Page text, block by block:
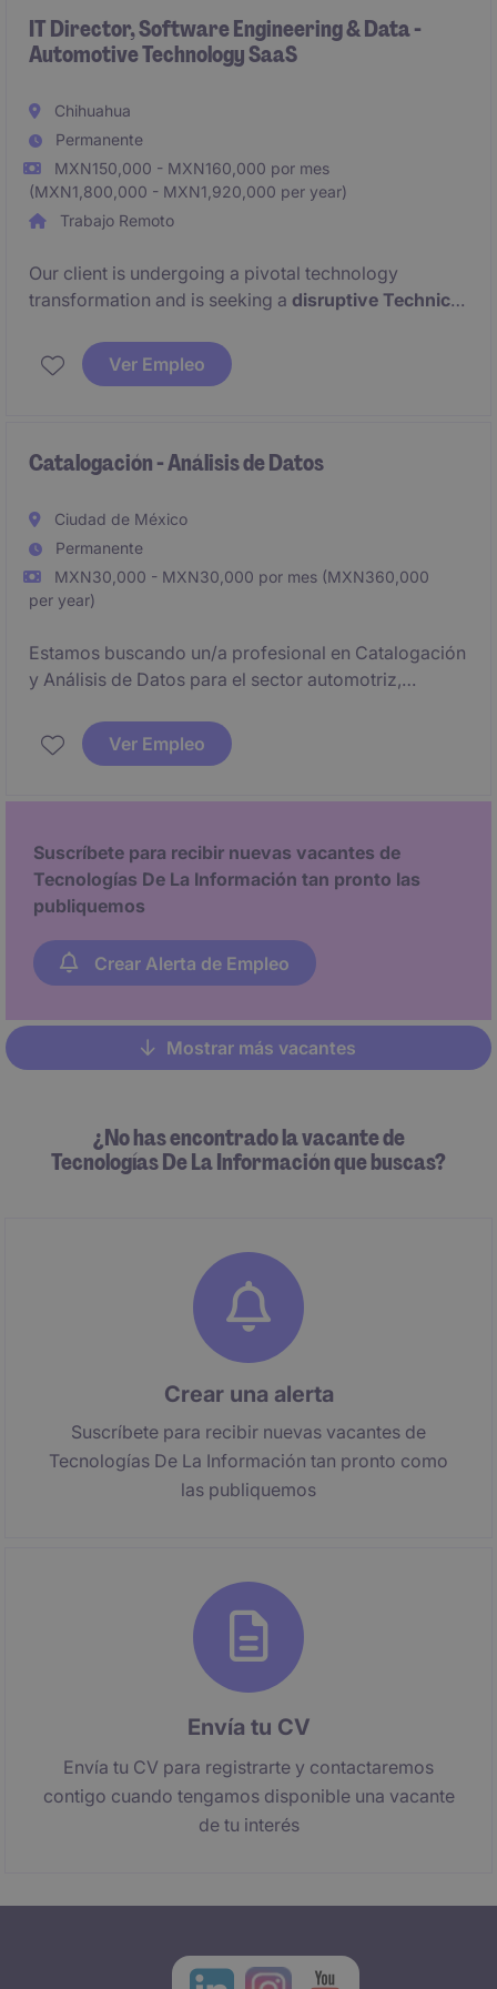
IT Director, Software Engineering & Data -
Automotive Technology SaaS
Chihuahua
Permanente
MXN150,000 - MXN160,000 por mes
(MXN1,800,000 - MXN1,920,000 per year)
Trabajo Remoto
Our client is undergoing a pivotal technology
transformation and is seeking a disruptive Technical
engineering teams in a high-scale, complex
environment.
and will drive modernization efforts across
performing teams.
Ver Empleo
Catalogación - Análisis de Datos
Ciudad de México
Permanente
MXN30,000 - MXN30,000 por mes (MXN360,000
per year)
Estamos buscando un/a profesional en Catalogación
y Análisis de Datos para el sector automotriz,
principal será gestionar y analizar información clave
para optimizar los procesos y estrategias
Ver Empleo
Suscríbete para recibir nuevas vacantes de
Tecnologías De La Información tan pronto las
publiquemos
Crear Alerta de Empleo
Pagination
Mostrar más vacantes
¿No has encontrado la vacante de
Tecnologías De La Información que buscas?
Crear una alerta
Suscríbete para recibir nuevas vacantes de
Tecnologías De La Información tan pronto como
las publiquemos
Envía tu CV
Envía tu CV para registrarte y contactaremos
contigo cuando tengamos disponible una vacante
de tu interés